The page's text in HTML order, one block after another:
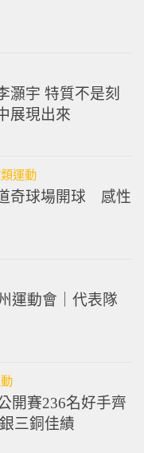
灝宇 特質不是刻
展現出來
運動
奇球場開球 感性
運動會｜代表隊
開賽236名好手齊
三銅佳績